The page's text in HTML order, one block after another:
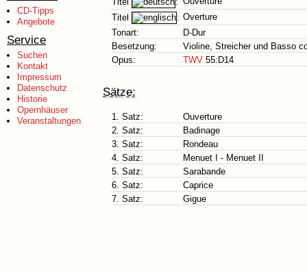
CD-Tipps
Angebote
Service
Suchen
Kontakt
Impressum
Datenschutz
Historie
Opernhäuser
Veranstaltungen
Titel
: Overture
Tonart:
D-Dur
Besetzung:
Violine, Streicher und Basso
Opus:
TWV 55:D14
Sätze:
1. Satz:
Ouverture
2. Satz:
Badinage
3. Satz:
Rondeau
4. Satz:
Menuet I - Menuet II
5. Satz:
Sarabande
6. Satz:
Caprice
7. Satz:
Gigue